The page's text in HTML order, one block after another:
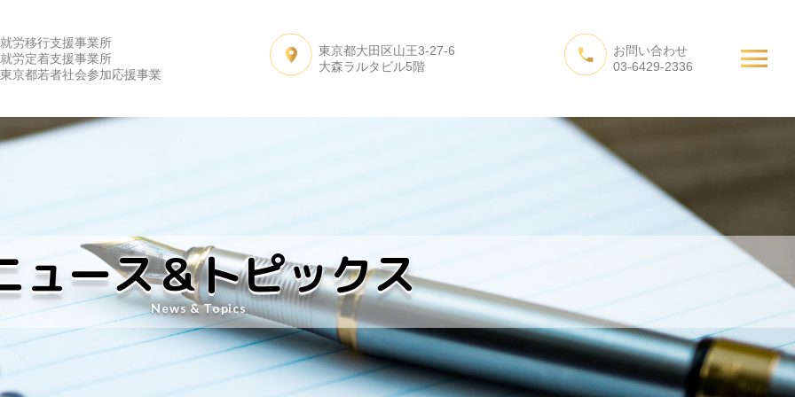
サービス内容 先輩たちの声 私たちの活動 お問い合わせ
就労移行支援事業所
就労定着支援事業所
東京都若者社会参加応援事業
東京都大田区山王3-27-6
大森ラルタビル5階
お問い合わせ
03-6429-2336
ュース＆トピックス
News & Topics